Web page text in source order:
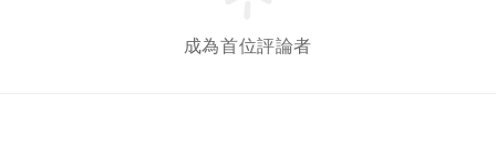
成為首位評論者